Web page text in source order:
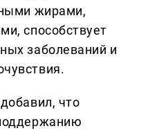
жирами,
способствует
заболеваний и
что